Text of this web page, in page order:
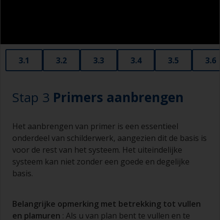
ernstige corrosie.
3.1 3.2 3.3 3.4 3.5 3.6
Stap 3 Primers aanbrengen
Het aanbrengen van primer is een essentieel
onderdeel van schilderwerk, aangezien dit de basis is
voor de rest van het systeem. Het uiteindelijke
systeem kan niet zonder een goede en degelijke
basis.
Belangrijke opmerking met betrekking tot vullen
en plamuren : Als u van plan bent te vullen en te